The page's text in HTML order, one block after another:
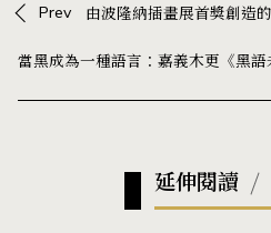
Prev
延伸閱讀